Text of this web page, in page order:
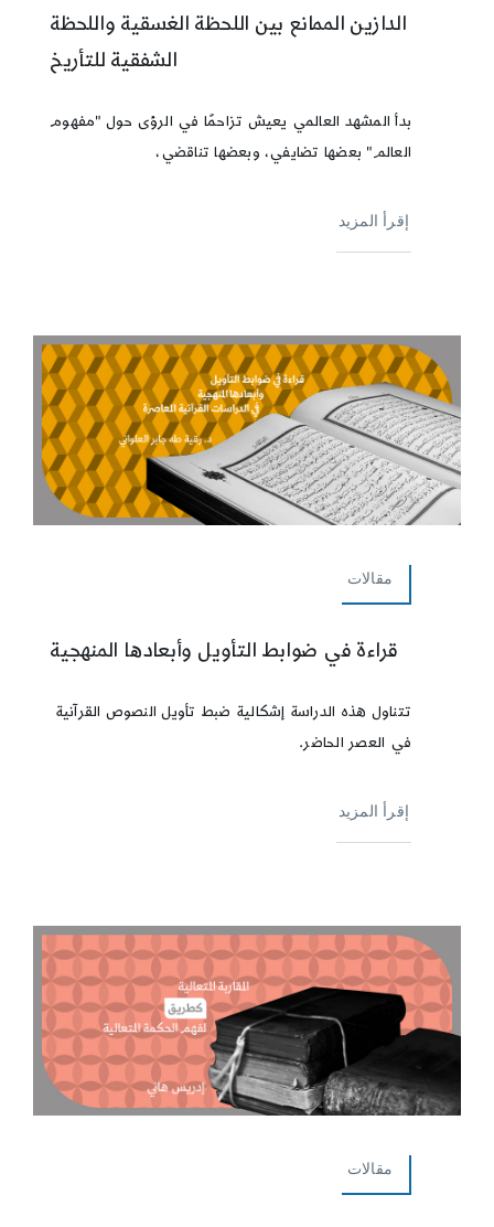
الدازين الممانع بين اللحظة الغسقية واللحظة
الشفقية للتأريخ
بدأ المشهد العالمي يعيش تزاحمًا في الرؤى حول "مفهوم
العالم" بعضها تضايفي، وبعضها تناقضي،
إقرأ المزيد
مقالات
قراءة في ضوابط التأويل وأبعادها المنهجية
تتناول هذه الدراسة إشكالية ضبط تأويل النصوص القرآنية
في العصر الحاضر.
إقرأ المزيد
مقالات